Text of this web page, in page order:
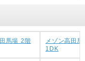
馬場 2階
メゾン高田
1DK